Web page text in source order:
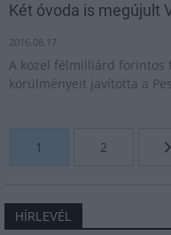
Két óvoda is megújult
2016.08.17
A közel félmilliárd forintos
körülményeit javította a
1 2
HÍRLEVÉL